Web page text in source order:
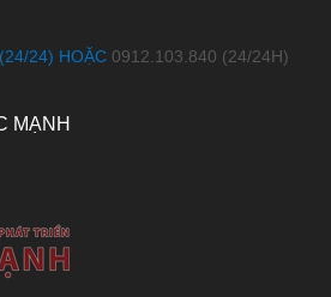
24) HOẶC 0912.103.840 (24/24H)
MẠNH